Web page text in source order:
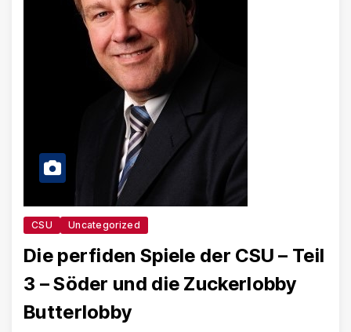
CSU Uncategorized
Die perfiden Spiele der CSU – Teil
3 – Söder und die Zuckerlobby
Butterlobby